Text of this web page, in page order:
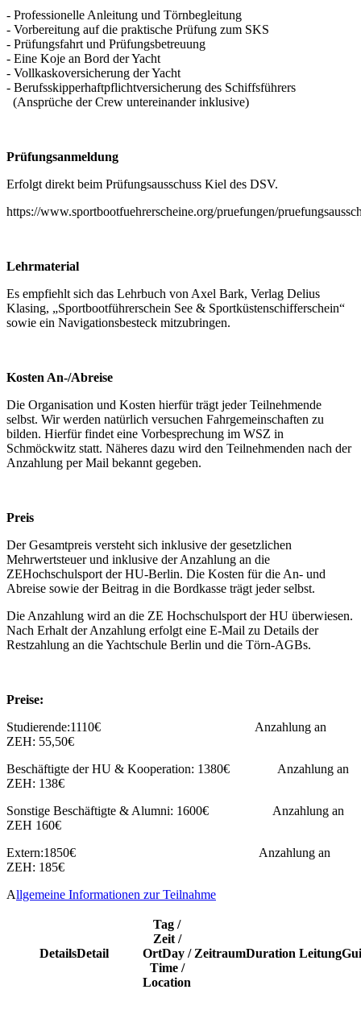
- Professionelle Anleitung und Törnbegleitung
- Vorbereitung auf die praktische Prüfung zum SKS
- Prüfungsfahrt und Prüfungsbetreuung
- Eine Koje an Bord der Yacht
- Vollkaskoversicherung der Yacht
- Berufsskipperhaftpflichtversicherung des Schiffsführers
(Ansprüche der Crew untereinander inklusive)
Prüfungsanmeldung
Erfolgt direkt beim Prüfungsausschuss Kiel des DSV.
https://www.sportbootfuehrerscheine.org/pruefungen/
Lehrmaterial
Es empfiehlt sich das Lehrbuch von Axel Bark, Verlag Delius
Klasing, „Sportbootführerschein See & Sportküstenschifferschein“
sowie ein Navigationsbesteck mitzubringen.
Kosten An-/Abreise
Die Organisation und Kosten hierfür trägt jeder Teilnehmende
selbst. Wir werden natürlich versuchen Fahrgemeinschaften zu
bilden. Hierfür findet eine Vorbesprechung im WSZ in
Schmöckwitz statt. Näheres dazu wird den Teilnehmenden nach der
Anzahlung per Mail bekannt gegeben.
Preis
Der Gesamtpreis versteht sich inklusive der gesetzlichen
Mehrwertsteuer und inklusive der Anzahlung an die
ZEHochschulsport der HU-Berlin. Die Kosten für die An- und
Abreise sowie der Beitrag in die Bordkasse trägt jeder selbst.
Die Anzahlung wird an die ZE Hochschulsport der HU überwiesen.
Nach Erhalt der Anzahlung erfolgt eine E-Mail zu Details der
Restzahlung an die Yachtschule Berlin und die Törn-AGBs.
Preise:
Studierende:1110€ Anzahlung an
ZEH: 55,50€
Beschäftigte der HU & Kooperation: 1380€ Anzahlung an
ZEH: 138€
Sonstige Beschäftigte & Alumni: 1600€ Anzahlung an
ZEH 160€
Extern:1850€ Anzahlung an
ZEH: 185€
Allgemeine Informationen zur Teilnahme
DetailsDetail
Tag /
Zeit /
OrtDay /
Time /
Location
ZeitraumDuration Leitung